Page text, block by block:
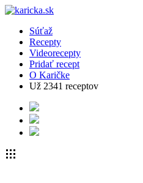
Súťaž
Recepty
Videorecepty
Pridať recept
O Karičke
Už 2341 receptov